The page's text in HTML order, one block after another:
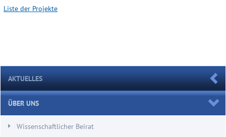
Liste der Projekte
AKTUELLES
ÜBER UNS
Wissenschaftlicher Beirat